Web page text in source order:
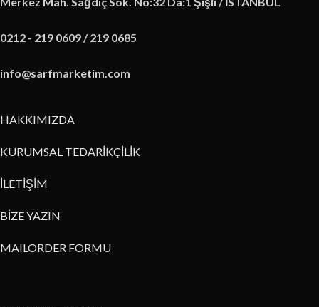
0212 - 219 0609 / 219 0685
info@sarfmarketim.com
HAKKIMIZDA
KURUMSAL TEDARİKÇİLİK
İLETİŞİM
BİZE YAZIN
MAILORDER FORMU